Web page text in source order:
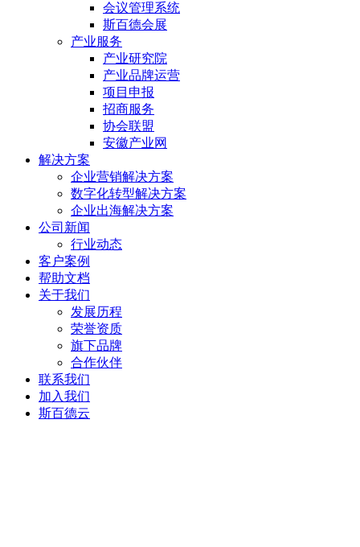
会议管理系统
斯百德会展
产业服务
产业研究院
产业品牌运营
项目申报
招商服务
协会联盟
安徽产业网
解决方案
企业营销解决方案
数字化转型解决方案
企业出海解决方案
公司新闻
行业动态
客户案例
帮助文档
关于我们
发展历程
荣誉资质
旗下品牌
合作伙伴
联系我们
加入我们
斯百德云